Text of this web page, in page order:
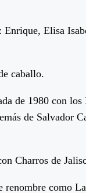
Elisa
caballo.
de 1980 con
de Salvador
Charros de